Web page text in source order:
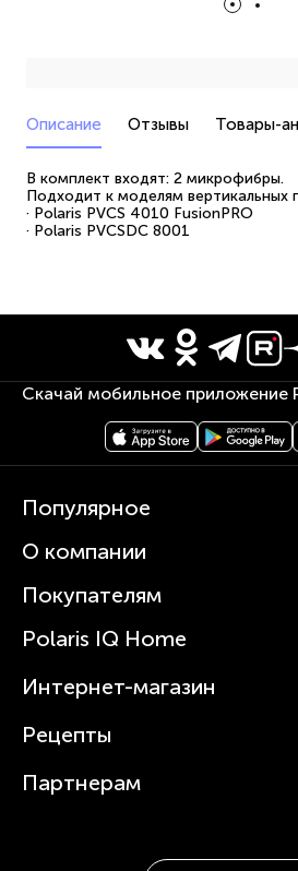
Описание Отзывы Товары-
В комплект входят: 2 микрофибры.
Подходит к моделям вертикальных
· Polaris PVCS 4010 FusionPRO
· Polaris PVCSDC 8001
Скачай мобильное приложение
Популярное
Кофемашины
Вертикальные пылесосы
Зубные щетки и ирригаторы
Увлажнители
Посуда
О компании
О Polaris
Статьи
Покупателям
Сервисные центры
Где купить
Polaris IQ Home
Интернет-магазин
Рецепты
Партнерам